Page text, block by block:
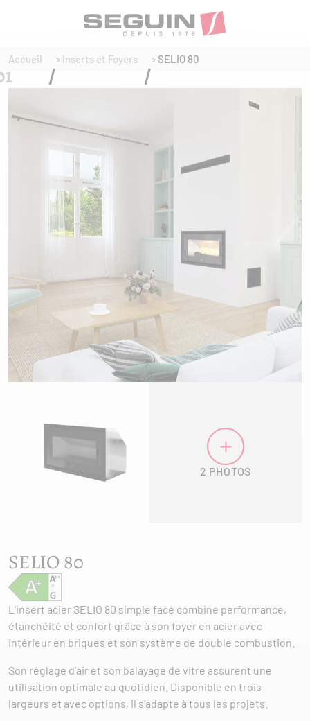
Accueil Inserts et Foyers SELIO 80
2 PHOTOS
SELIO 80
L’insert acier SELIO 80 simple face combine performance,
étanchéité et confort grâce à son foyer en acier avec
intérieur en briques et son système de double combustion.
Son réglage d’air et son balayage de vitre assurent une
utilisation optimale au quotidien. Disponible en trois
largeurs et avec options, il s’adapte à tous les projets.